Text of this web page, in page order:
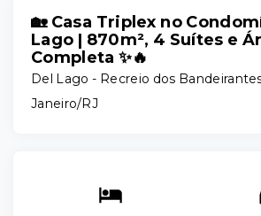
🏡 Casa Triplex no
Lago | 870m², 4 Suítes e
Completa ✨🔥
Del Lago - Recreio dos
Janeiro/RJ